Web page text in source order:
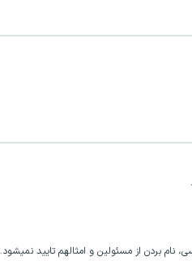
نام بردن از مسئولین و امثالهم تایید نمیشود.